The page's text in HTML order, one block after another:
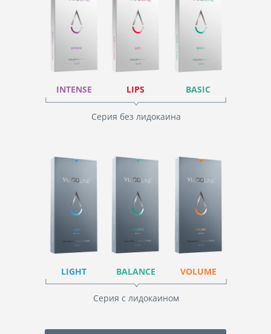
Серия с лидокаином
VOLUME
BALANCE
LIGHT
Серия без лидокаина
INTENSE LIPS BASIC